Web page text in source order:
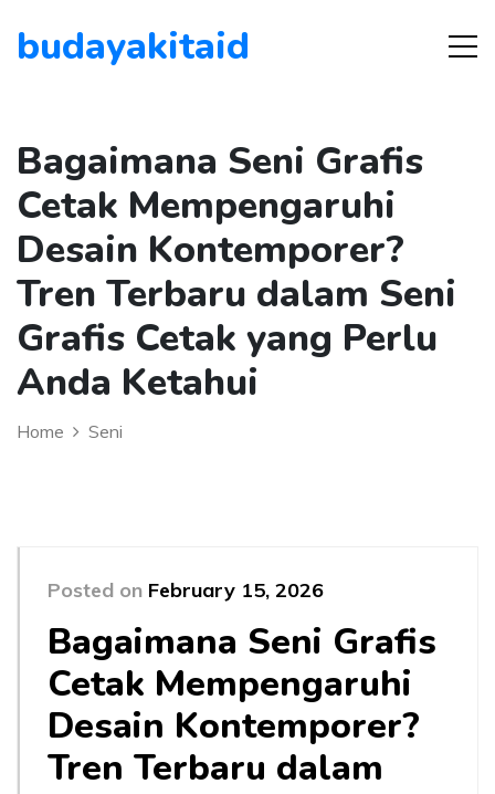
budayakitaid
Bagaimana Seni Grafis
Cetak Mempengaruhi
Desain Kontemporer?
Tren Terbaru dalam Seni
Grafis Cetak yang Perlu
Anda Ketahui
Home Seni
Posted on February 15, 2026
Bagaimana Seni Grafis
Cetak Mempengaruhi
Desain Kontemporer?
Tren Terbaru dalam